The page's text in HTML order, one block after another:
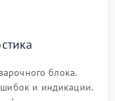
блока.
и индикации.